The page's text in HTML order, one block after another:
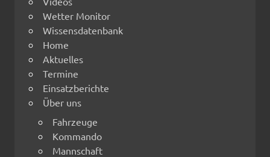
Wetter Monitor
Wissensdatenbank
Home
Aktuelles
Termine
Einsatzberichte
Über uns
Fahrzeuge
Kommando
Mannschaft